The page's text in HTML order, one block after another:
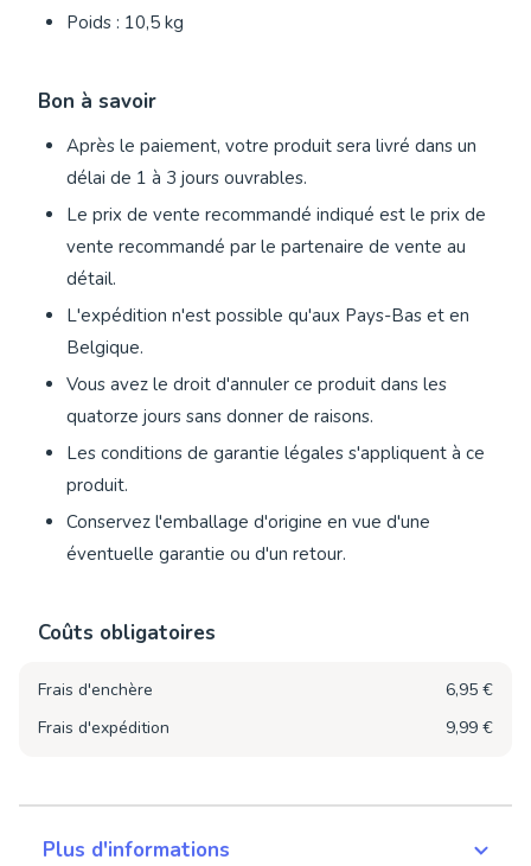
Poids : 10,5 kg
Bon à savoir
Après le paiement, votre produit sera livré dans un
délai de 1 à 3 jours ouvrables.
Le prix de vente recommandé indiqué est le prix de
vente recommandé par le partenaire de vente au
détail.
L'expédition n'est possible qu'aux Pays-Bas et en
Belgique.
Vous avez le droit d'annuler ce produit dans les
quatorze jours sans donner de raisons.
Les conditions de garantie légales s'appliquent à ce
produit.
Conservez l'emballage d'origine en vue d'une
éventuelle garantie ou d'un retour.
Coûts obligatoires
Frais d'enchère
6,95 €
Frais d'expédition
9,99 €
Plus d'informations